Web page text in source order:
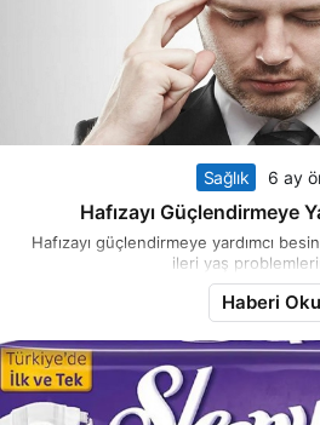
Sağlık 6 ay
Hafızayı Güçlendirmeye
Hafızayı güçlendirmeye yardımcı
ileri yaş
Haberi Oku